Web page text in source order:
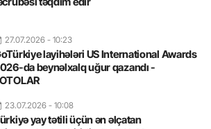
27.07.2026 - 10:23
layihələri US International Awards
da beynəlxalq uğur qazandı -
23.07.2026 - 10:08
yay tətili üçün ən əlçatan